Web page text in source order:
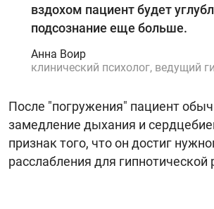
вздохом пациент будет
подсознание еще больше.
Анна Воир
клинический психолог, ведущий
После "погружения" пациент
замедление дыхания и
признак того, что он достиг
расслабления для гипнотической